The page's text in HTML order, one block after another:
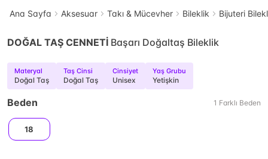
Ana Sayfa Aksesuar Takı & Mücevher Bileklik Bijuteri
DOĞAL TAŞ CENNETİ Başarı Doğaltaş Bileklik
Materyal
Doğal Taş
Taş Cinsi
Doğal Taş
Cinsiyet
Unisex
Yaş Grubu
Yetişkin
Beden 1 Farklı Beden
18